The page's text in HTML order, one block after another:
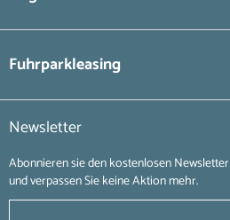
Fuhrparkleasing
Newsletter
Abonnieren sie den kostenlosen Newsletter
und verpassen Sie keine Aktion mehr.